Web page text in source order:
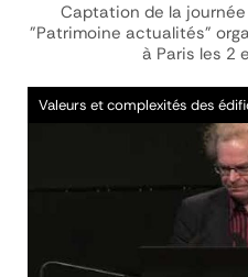
Captation de la
"Patrimoine actualités"
à Paris les 2
Vidéo
Valeurs et complexités des